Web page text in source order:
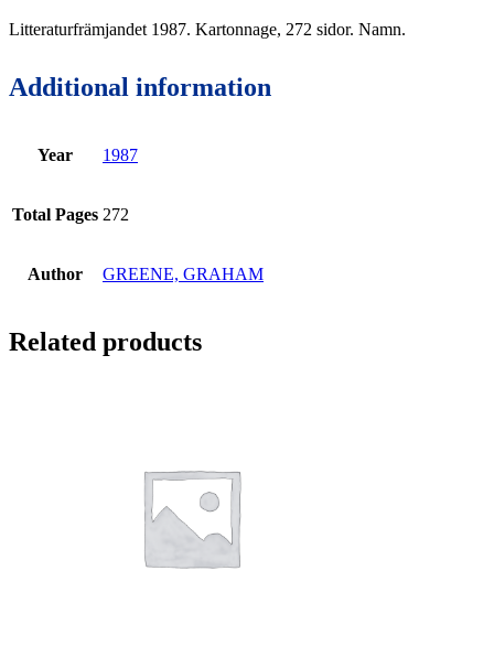
Litteraturfrämjandet 1987. Kartonnage, 272 sidor. Namn.
Additional information
Year 1987
Total Pages 272
Author GREENE, GRAHAM
Related products